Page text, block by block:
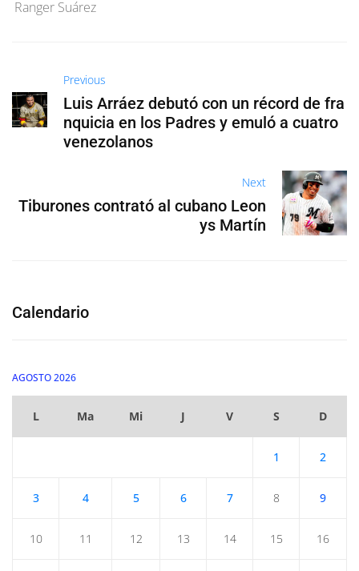
Ranger Suárez
Previous
Luis Arráez debutó con un récord de fra
nquicia en los Padres y emuló a cuatro
venezolanos
Next
Tiburones contrató al cubano Leon
ys Martín
Calendario
AGOSTO 2026
L Ma Mi J V S D
1 2
3 4 5 6 7 8 9
10 11 12 13 14 15 16